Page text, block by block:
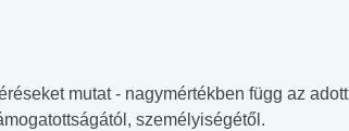
mutat - nagymértékben függ az adott
személyiségétől.